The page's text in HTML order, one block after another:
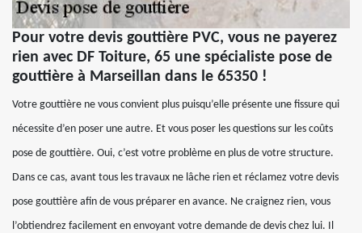
Pour votre devis gouttière PVC, vous ne payerez
rien avec DF Toiture, 65 une spécialiste pose de
gouttière à Marseillan dans le 65350 !
Votre gouttière ne vous convient plus puisqu’elle présente une fissure qui
nécessite d’en poser une autre. Et vous poser les questions sur les coûts
pose de gouttière. Oui, c’est votre problème en plus de votre structure.
Dans ce cas, avant tous les travaux ne lâche rien et réclamez votre devis
pose gouttière afin de vous préparer en avance. Ne craignez rien, vous
l’obtiendrez facilement en envoyant votre demande de devis chez lui. Il